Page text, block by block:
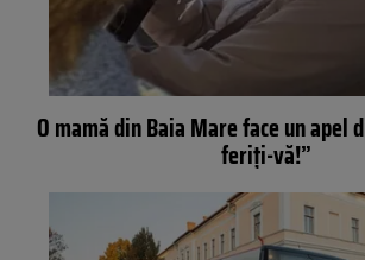
O mamă din Baia Mare face un apel
feriţi-vă!”